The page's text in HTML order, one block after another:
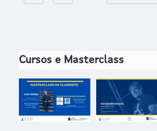
Cursos e Masterclass